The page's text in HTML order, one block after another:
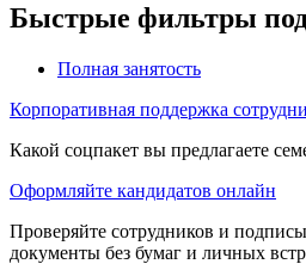
Быстрые фильтры
Полная занятость
Корпоративная поддержка
Какой соцпакет вы предлагаете
Оформляйте кандидатов онлайн
Проверяйте сотрудников и
документы без бумаг и личных